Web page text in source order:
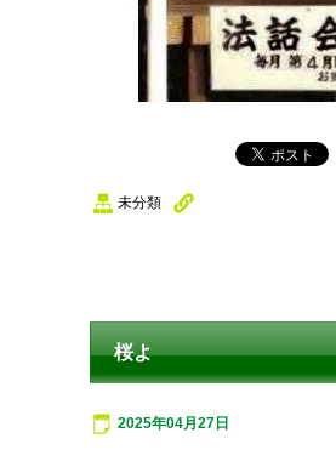
未分類
桜よ
2025年04月27日